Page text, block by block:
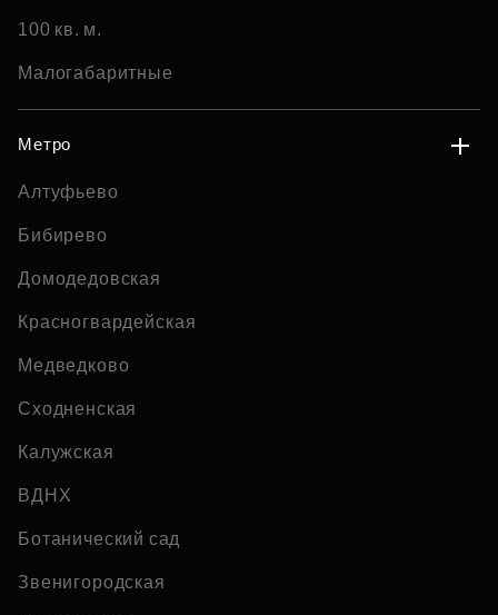
100 кв. м.
Малогабаритные
Метро
Алтуфьево
Бибирево
Домодедовская
Красногвардейская
Медведково
Сходненская
Калужская
ВДНХ
Ботанический сад
Звенигородская